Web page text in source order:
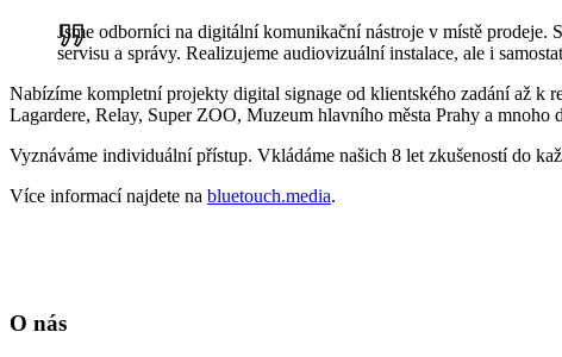
Jsme odborníci na digitální komunikační nástroje v místě prodeje.
servisu a správy. Realizujeme audiovizuální instalace, ale i
Nabízíme kompletní projekty digital signage od klientského zadání až k
Lagardere, Relay, Super ZOO, Muzeum hlavního města Prahy a mnoho
Vyznáváme individuální přístup. Vkládáme našich 8 let zkušeností do
Více informací najdete na bluetouch.media.
O nás